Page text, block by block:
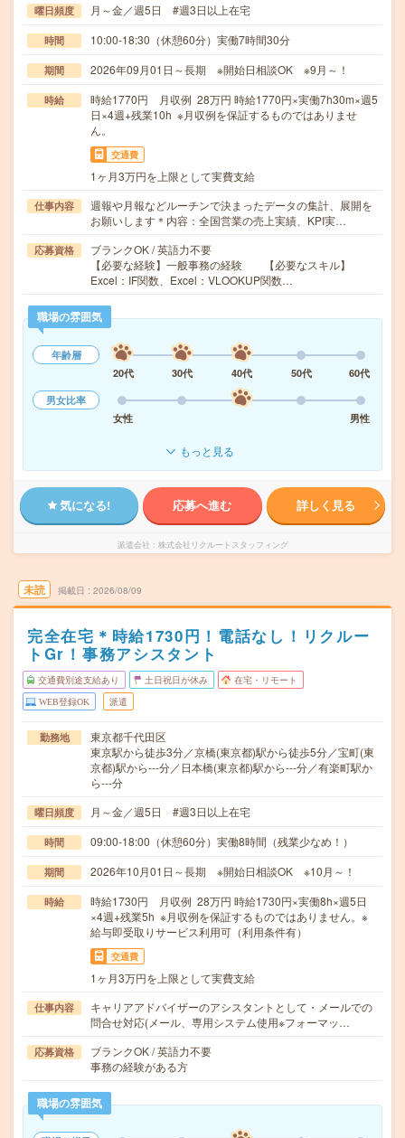
曜日頻度 月～金／週5日 #週3日以上在宅
時間 10:00-18:30（休憩60分）実働7時間30分
期間 2026年09月01日～長期 ※開始日相談OK ※9月～！
時給
時給1770円 月収例 28万円 時給1770円×実働7h30m×週5
日×4週+残業10h ※月収例を保証するものではありませ
ん。
交通費
1ヶ月3万円を上限として実費支給
仕事内容
週報や月報などルーチンで決まったデータの集計、展開を
お願いします＊内容：全国営業の売上実績、KPI実…
応募資格
ブランクOK / 英語力不要
【必要な経験】一般事務の経験 【必要なスキル】
Excel：IF関数、Excel：VLOOKUP関数…
職場の雰囲気
年齢層
20代
30代 40代 50代
60代
男女比率
女性
男性
もっと見る
気になる! 応募へ進む 詳しく見る
派遣会社 株式会社リクルートスタッフィング
未読 掲載日 2026/08/09
完全在宅＊時給1730円！電話なし！リクルー
トGr！事務アシスタント
交通費別途支給あり 土日祝日が休み 在宅・リモート
WEB登録OK 派遣
勤務地
東京都千代田区
東京駅から徒歩3分／京橋(東京都)駅から徒歩5分／宝町(東
京都)駅から---分／日本橋(東京都)駅から---分／有楽町駅か
ら---分
曜日頻度 月～金／週5日 #週3日以上在宅
時間 09:00-18:00（休憩60分）実働8時間（残業少なめ！）
期間 2026年10月01日～長期 ※開始日相談OK ※10月～！
時給
時給1730円 月収例 28万円 時給1730円×実働8h×週5日
×4週+残業5h ※月収例を保証するものではありません。※
給与即受取りサービス利用可（利用条件有）
交通費
1ヶ月3万円を上限として実費支給
仕事内容
キャリアアドバイザーのアシスタントとして・メールでの
問合せ対応(メール、専用システム使用※フォーマッ…
応募資格
ブランクOK / 英語力不要
事務の経験がある方
職場の雰囲気